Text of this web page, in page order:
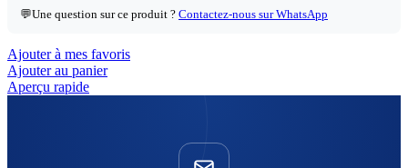
💬Une question sur ce produit ? Contactez-nous sur WhatsApp
Ajouter à mes favoris
Ajouter au panier
Aperçu rapide